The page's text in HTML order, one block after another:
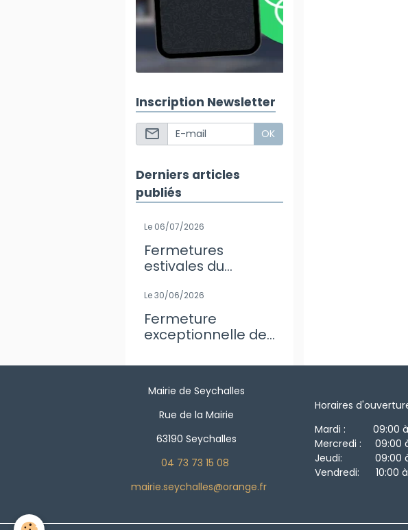
Inscription Newsletter
OK
Derniers articles
publiés
Le 06/07/2026
Fermetures
estivales du
Mairie
Le 30/06/2026
Fermeture
exceptionnelle de
Mairie de Seychalles
Rue de la Mairie
63190 Seychalles
04 73 73 15 08
mairie.seychalles@orange.fr
Horaires
Mardi : 09:00 à
Mercredi : 09:00 à
Jeudi: 09:00 à
Vendredi: 10:00 à